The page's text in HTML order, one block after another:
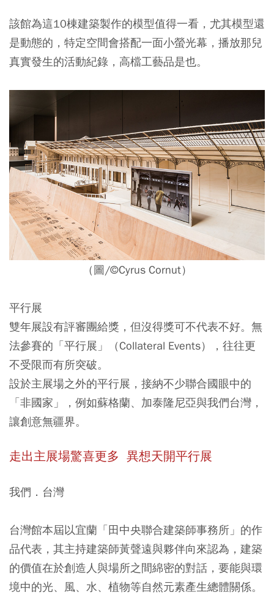
該館為這10棟建築製作的模型值得一看，尤其模型還
是動態的，特定空間會搭配一面小螢光幕，播放那兒
真實發生的活動紀錄，高檔工藝品是也。
（圖/©Cyrus Cornut）
平行展
雙年展設有評審團給獎，但沒得獎可不代表不好。無
法參賽的「平行展」（Collateral Events），往往更
不受限而有所突破。
設於主展場之外的平行展，接納不少聯合國眼中的
「非國家」，例如蘇格蘭、加泰隆尼亞與我們台灣，
讓創意無疆界。
走出主展場驚喜更多 異想天開平行展
我們．台灣
台灣館本屆以宜蘭「田中央聯合建築師事務所」的作
品代表，其主持建築師黃聲遠與夥伴向來認為，建築
的價值在於創造人與場所之間綿密的對話，要能與環
境中的光、風、水、植物等自然元素產生總體關係。